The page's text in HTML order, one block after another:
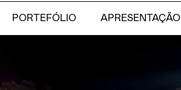
PORTEFÓLIO APRESENTAÇÃO